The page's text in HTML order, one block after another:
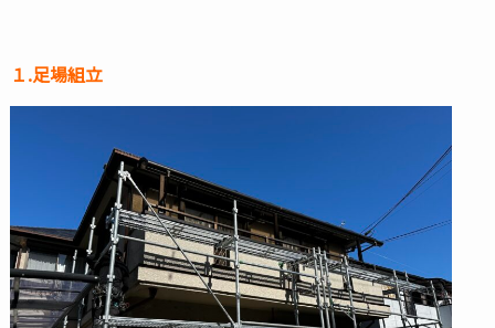
１.足場組立